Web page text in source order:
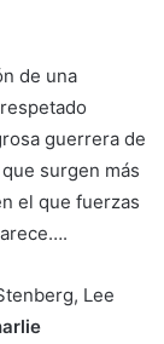
de una
guerrera de
surgen más
el que fuerzas
Lee